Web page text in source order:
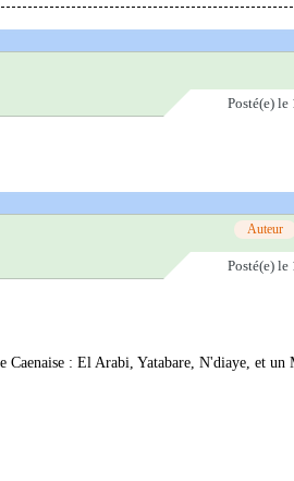
Posté(e) le
Auteur
Posté(e) le
Caenaise : El Arabi, Yatabare, N'diaye, et un